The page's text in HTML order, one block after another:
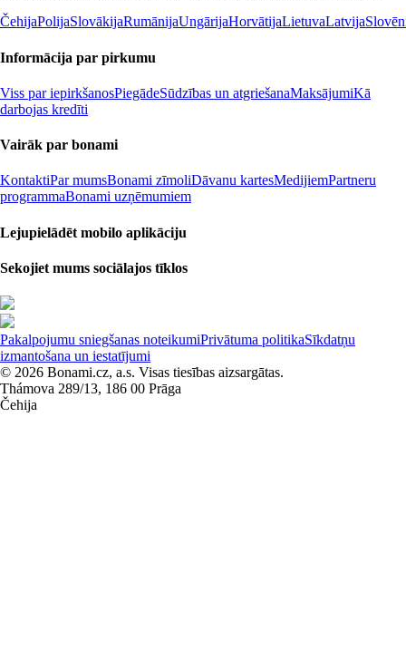
ČehijaPolijaSlovākijaRumānijaUngārijaHorvātijaLietuvaLatvija
Informācija par pirkumu
Viss par iepirkšanosPiegādeSūdzības un atgriešanaMaksājumiKā
darbojas kredīti
Vairāk par bonami
KontaktiPar mumsBonami zīmoliDāvanu kartesMedijiemPartneru
programmaBonami uzņēmumiem
Lejupielādēt mobilo aplikāciju
Sekojiet mums sociālajos tīklos
Pakalpojumu sniegšanas noteikumiPrivātuma politikaSīkdatņu
izmantošana un iestatījumi
© 2026 Bonami.cz, a.s. Visas tiesības aizsargātas.
Thámova 289/13, 186 00 Prāga
Čehija